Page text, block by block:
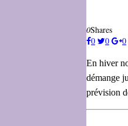
0Shares
0
0 0
En hiver
démange
prévision